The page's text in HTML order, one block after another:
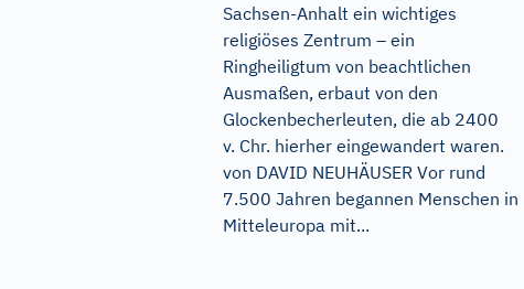
Sachsen-Anhalt ein wichtiges
religiöses Zentrum – ein
Ringheiligtum von beachtlichen
Ausmaßen, erbaut von den
Glockenbecherleuten, die ab 2400
v. Chr. hierher eingewandert waren.
von DAVID NEUHÄUSER Vor rund
7.500 Jahren begannen Menschen in
Mitteleuropa mit...